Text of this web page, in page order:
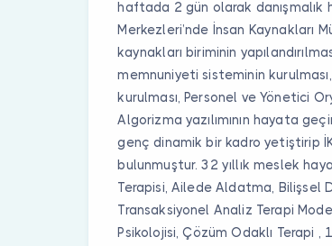
haftada 2 gün olarak danışmalık
Merkezleri’nde İnsan Kaynakları
kaynakları biriminin
memnuniyeti sisteminin
kurulması, Personel ve Yönetici
Algorizma yazılımının hayata
genç dinamik bir kadro yetiştirip
bulunmuştur. 32 yıllık meslek
Terapisi, Ailede Aldatma, Bilişsel
Transaksiyonel Analiz Terapi
Psikolojisi, Çözüm Odaklı Terapi